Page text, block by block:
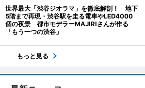
世界最大「渋谷ジオラマ」を徹底解剖！ 地下
5階まで再現・渋谷駅を走る電車やLED4000
個の夜景 都市モデラーMAJIRIさんが作る
「もう一つの渋谷」
もっと見る